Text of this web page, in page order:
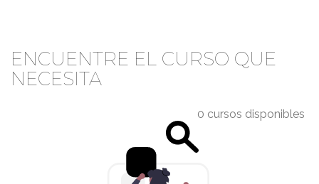
ENCUENTRE EL CURSO QUE
NECESITA
0 cursos disponibles